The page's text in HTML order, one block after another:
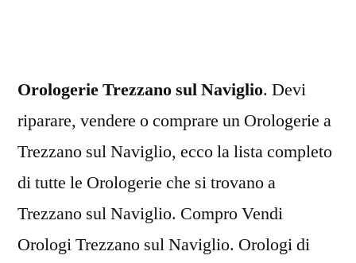
Orologerie Trezzano sul Naviglio. Devi
riparare, vendere o comprare un Orologerie a
Trezzano sul Naviglio, ecco la lista completo
di tutte le Orologerie che si trovano a
Trezzano sul Naviglio. Compro Vendi
Orologi Trezzano sul Naviglio. Orologi di